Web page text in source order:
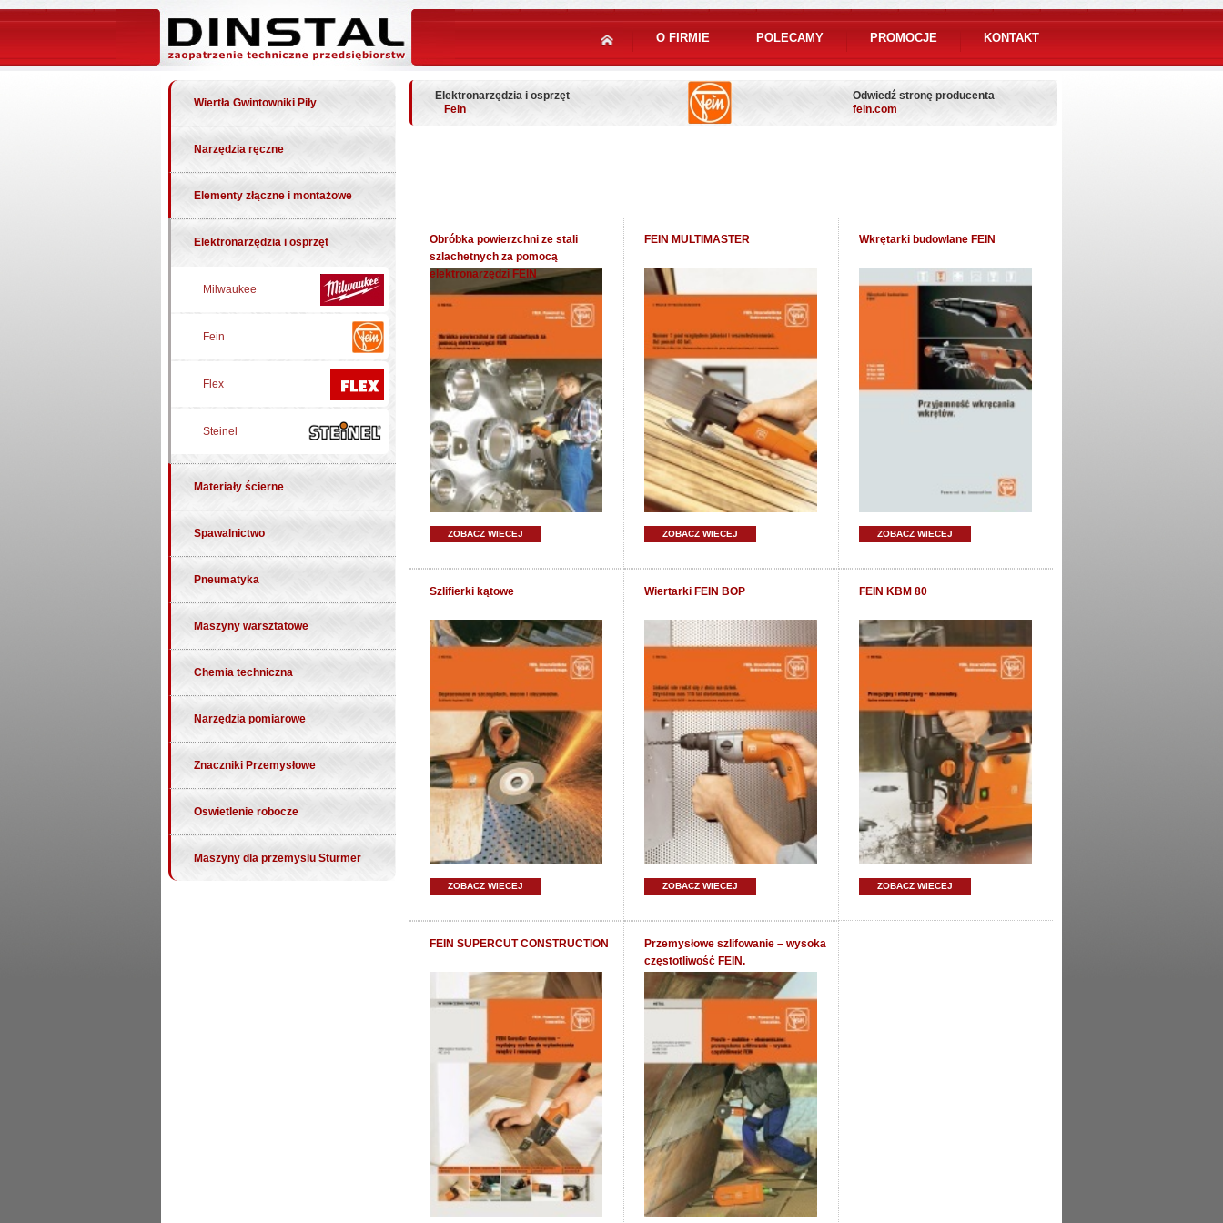
O FIRMIE POLECAMY PROMOCJE KONTAKT
Wiertła Gwintowniki Piły
Narzędzia ręczne
Elementy złączne i montażowe
Elektronarzędzia i osprzęt
Milwaukee
Fein
Flex
Steinel
Materiały ścierne
Spawalnictwo
Pneumatyka
Maszyny warsztatowe
Chemia techniczna
Narzędzia pomiarowe
Znaczniki Przemysłowe
Oswietlenie robocze
Maszyny dla przemyslu Sturmer
Elektronarzędzia i osprzęt
Fein
Odwiedź stronę producenta
fein.com
Obróbka powierzchni ze stali
szlachetnych za pomocą
elektronarzędzi FEIN
ZOBACZ WIECEJ
FEIN MULTIMASTER
ZOBACZ WIECEJ
Wkrętarki budowlane FEIN
ZOBACZ WIECEJ
Szlifierki kątowe
ZOBACZ WIECEJ
Wiertarki FEIN BOP
ZOBACZ WIECEJ
FEIN KBM 80
ZOBACZ WIECEJ
FEIN SUPERCUT CONSTRUCTION
Przemysłowe szlifowanie – wysoka
częstotliwość FEIN.